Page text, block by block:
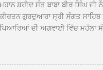
ਮਹਾਨ ਸ਼ਹੀਦ ਸੰਤ ਬਾਬਾ ਬੀਰ ਸਿੰਘ
ਕੀਰਤਨ ਗੁਰਦੁਆਰਾ ਸ੍ਰੀ ਸੰਗਤ
ਪਿਆਰਿਆਂ ਦੀ ਅਗਵਾਈ ਵਿੱਚ ਮਹੱਲਾ
ਦਮਦਮਾ ਸਾਹਿਬ ਠੱਟਾ ਵਿਖੇ
ਸੰਤ ਬਾਬਾ ਹਰਜੀਤ ਸਿੰਘ ਤੇ ਇਲਾਕੇ